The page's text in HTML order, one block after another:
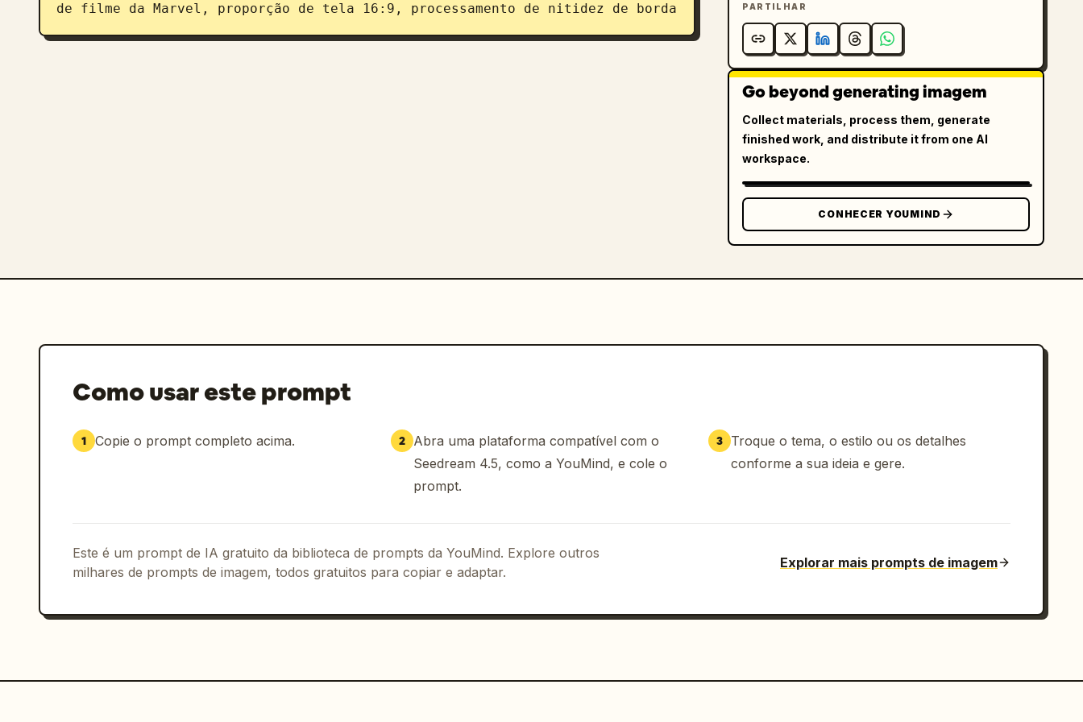
de filme da Marvel, proporção de tela 16:9, processamento de nitidez de borda
PARTILHAR
Go beyond generating imagem
Collect materials, process them, generate
finished work, and distribute it from one AI
workspace.
CONHECER YOUMIND
Como usar este prompt
1 Copie o prompt completo acima. 2 Abra uma plataforma compatível com o
Seedream 4.5, como a YouMind, e cole o
prompt.
3
Troque o tema, o estilo ou os detalhes
conforme a sua ideia e gere.
Este é um prompt de IA gratuito da biblioteca de prompts da YouMind. Explore outros
milhares de prompts de imagem, todos gratuitos para copiar e adaptar.
Explorar mais prompts de imagem